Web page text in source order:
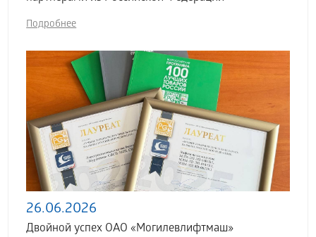
Подробнее
26.06.2026
Двойной успех ОАО «Могилевлифтмаш»